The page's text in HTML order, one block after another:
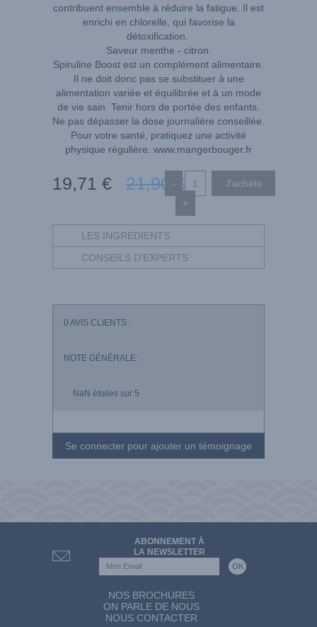
contribuent ensemble à réduire la fatigue. Il est
enrichi en chlorelle, qui favorise la
détoxification.
Saveur menthe - citron.
Spiruline Boost est un complément alimentaire.
Il ne doit donc pas se substituer à une
alimentation variée et équilibrée et à un mode
de vie sain. Tenir hors de portée des enfants.
Ne pas dépasser la dose journalière conseillée.
Pour votre santé, pratiquez une activité
physique régulière. www.mangerbouger.fr
19,71 € 21,90 €
-
+
LES INGRÉDIENTS
CONSEILS D'EXPERTS
0 AVIS CLIENTS :
NOTE GÉNÉRALE :
NaN étoiles sur 5
Se connecter pour ajouter un témoignage
ABONNEMENT À
LA NEWSLETTER
NOS BROCHURES
ON PARLE DE NOUS
NOUS CONTACTER